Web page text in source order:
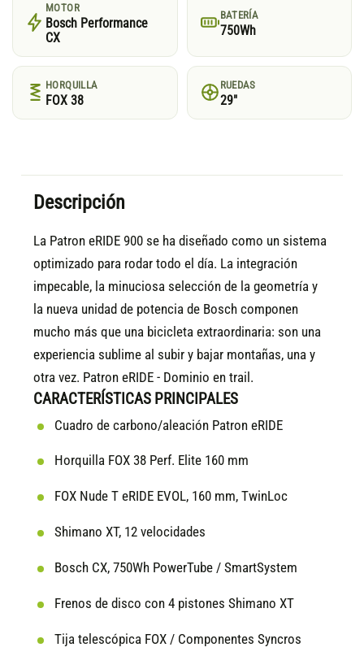
MOTOR
Bosch Performance
CX
BATERÍA
750Wh
HORQUILLA
FOX 38
RUEDAS
29"
Descripción
La Patron eRIDE 900 se ha diseñado como un sistema
optimizado para rodar todo el día. La integración
impecable, la minuciosa selección de la geometría y
la nueva unidad de potencia de Bosch componen
mucho más que una bicicleta extraordinaria: son una
experiencia sublime al subir y bajar montañas, una y
otra vez. Patron eRIDE - Dominio en trail.
CARACTERÍSTICAS PRINCIPALES
Cuadro de carbono/aleación Patron eRIDE
Horquilla FOX 38 Perf. Elite 160 mm
FOX Nude T eRIDE EVOL, 160 mm, TwinLoc
Shimano XT, 12 velocidades
Bosch CX, 750Wh PowerTube / SmartSystem
Frenos de disco con 4 pistones Shimano XT
Tija telescópica FOX / Componentes Syncros